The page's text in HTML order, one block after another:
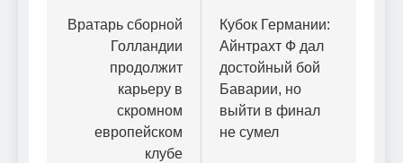
записів
Вратарь сборной
Голландии
продолжит
карьеру в
скромном
европейском
клубе
Кубок Германии:
Айнтрахт Ф дал
достойный бой
Баварии, но
выйти в финал
не сумел